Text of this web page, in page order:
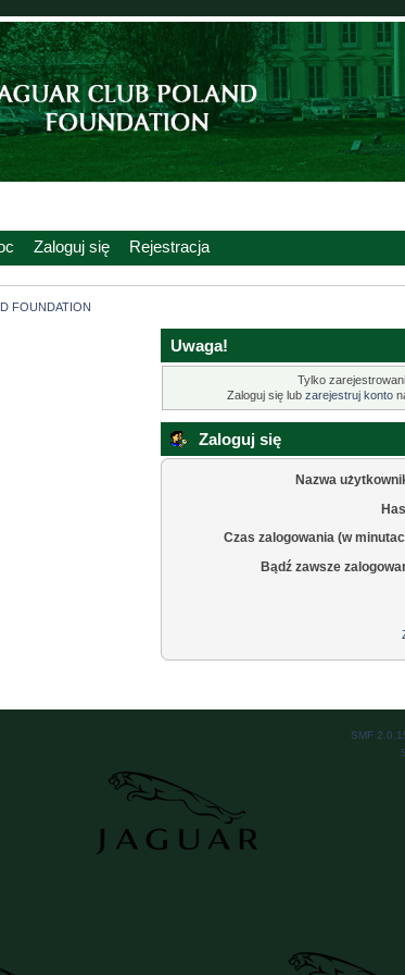
Zaloguj się Rejestracja
FOUNDATION
Uwaga!
Tylko
Zaloguj się lub zarejestruj konto
Zaloguj się
Nazwa
Czas zalogowania (w
Bądź zawsze
SMF